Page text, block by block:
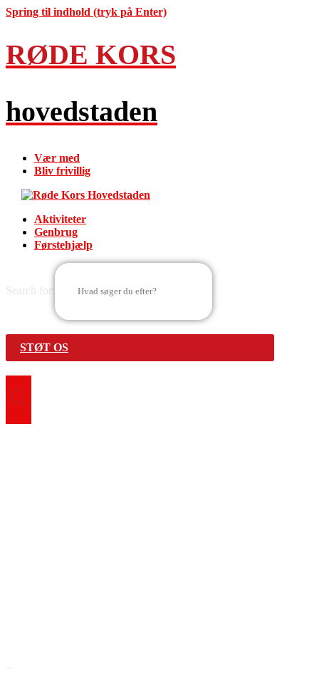
Spring til indhold (tryk på Enter)
RØDE KORS
hovedstaden
Vær med
Bliv frivillig
Aktiviteter
Genbrug
Førstehjælp
Search for:
STØT OS